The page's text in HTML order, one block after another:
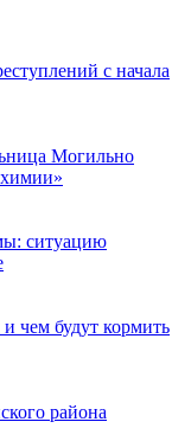
с начала
Могильно
ситуацию
чем будут кормить
района